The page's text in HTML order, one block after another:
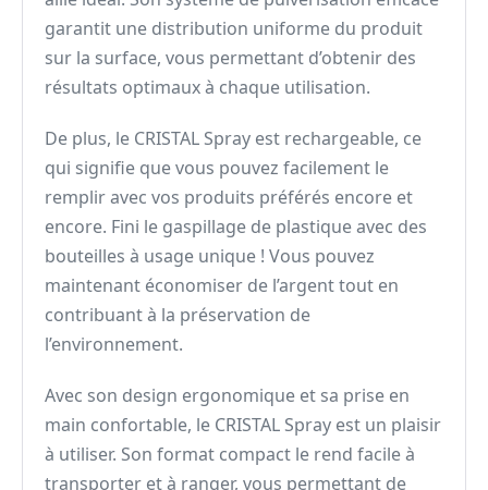
garantit une distribution uniforme du produit
sur la surface, vous permettant d’obtenir des
résultats optimaux à chaque utilisation.
De plus, le CRISTAL Spray est rechargeable, ce
qui signifie que vous pouvez facilement le
remplir avec vos produits préférés encore et
encore. Fini le gaspillage de plastique avec des
bouteilles à usage unique ! Vous pouvez
maintenant économiser de l’argent tout en
contribuant à la préservation de
l’environnement.
Avec son design ergonomique et sa prise en
main confortable, le CRISTAL Spray est un plaisir
à utiliser. Son format compact le rend facile à
transporter et à ranger, vous permettant de